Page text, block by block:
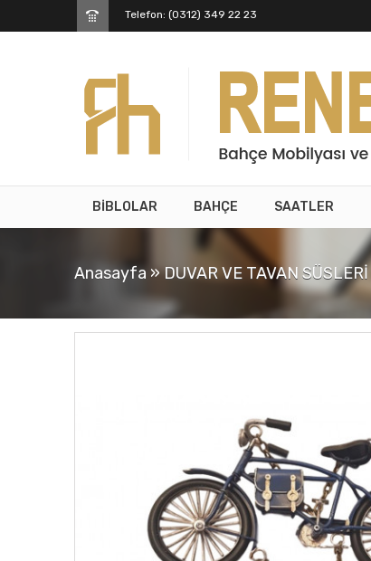
Telefon: (0312) 349 22 23
BİBLOLAR BAHÇE SAATLER
Anasayfa »DUVAR VE TAVAN SÜSLERİ